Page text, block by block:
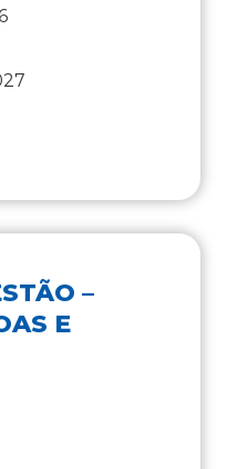
–
E